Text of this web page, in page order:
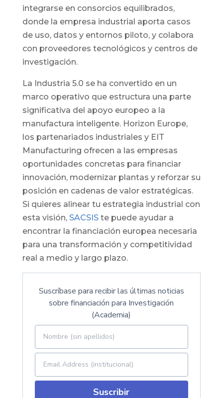
integrarse en consorcios equilibrados,
donde la empresa industrial aporta casos
de uso, datos y entornos piloto, y colabora
con proveedores tecnológicos y centros de
investigación.
La Industria 5.0 se ha convertido en un
marco operativo que estructura una parte
significativa del apoyo europeo a la
manufactura inteligente. Horizon Europe,
los partenariados industriales y EIT
Manufacturing ofrecen a las empresas
oportunidades concretas para financiar
innovación, modernizar plantas y reforzar su
posición en cadenas de valor estratégicas.
Si quieres alinear tu estrategia industrial con
esta visión, SACSISte puede ayudar a
encontrar la financiación europea necesaria
para una transformación y competitividad
real a medio y largo plazo.
Suscríbase para recibir las últimas noticias
sobre financiación para Investigación
(Academia)
Suscribir